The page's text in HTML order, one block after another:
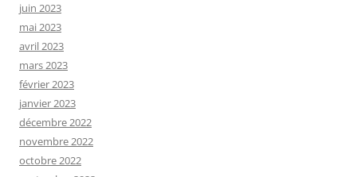
juin 2023
mai 2023
avril 2023
mars 2023
février 2023
janvier 2023
décembre 2022
novembre 2022
octobre 2022